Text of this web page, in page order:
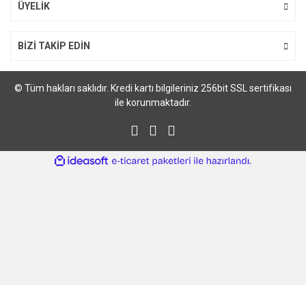
ÜYELİK
BİZİ TAKİP EDİN
© Tüm hakları saklıdır. Kredi kartı bilgileriniz 256bit SSL sertifikası
ile korunmaktadır.
ideasoft
e-